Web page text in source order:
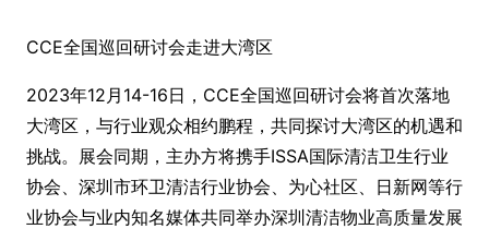
CCE全国巡回研讨会走进大湾区
2023年12月14-16日，CCE全国巡回研讨会将首次落地
大湾区，与行业观众相约鹏程，共同探讨大湾区的机遇和
挑战。展会同期，主办方将携手ISSA国际清洁卫生行业
协会、深圳市环卫清洁行业协会、为心社区、日新网等行
业协会与业内知名媒体共同举办深圳清洁物业高质量发展